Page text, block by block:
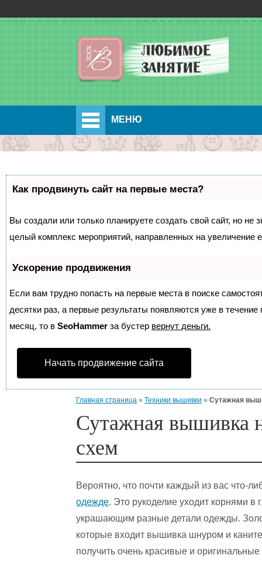
МЕНЮ
Как продвинуть сайт на первые места?
Вы создали или только планируете создать свой сайт, но не
целый комплекс мероприятий, направленных на увеличение
Ускорение продвижения
Если вам трудно попасть на первые места в поиске
десятки раз, а первые результаты появляются уже в
месяц, то в SeoHammer за бустер вернут деньги.
Начать продвижение сайта
Главная страница » Техники вышивки » Сутажная
Сутажная вышивка
схем
Вероятно, что почти каждый из вас что-
одежде. Это рукоделие уходит корнями в
украшающим разные детали одежды.
которые входит вышивка шнуром и
получить очень красивые и